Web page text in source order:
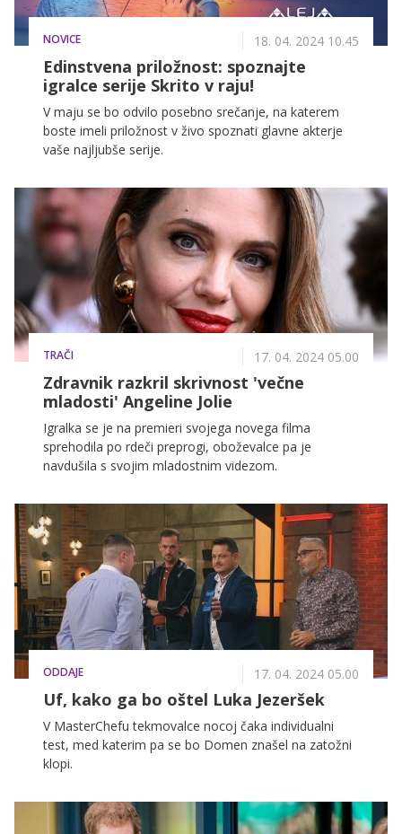
NOVICE 18. 04. 2024 10.45
Edinstvena priložnost: spoznajte
igralce serije Skrito v raju!
V maju se bo odvilo posebno srečanje, na katerem
boste imeli priložnost v živo spoznati glavne akterje
vaše najljubše serije.
TRAČI 17. 04. 2024 05.00
Zdravnik razkril skrivnost 'večne
mladosti' Angeline Jolie
Igralka se je na premieri svojega novega filma
sprehodila po rdeči preprogi, oboževalce pa je
navdušila s svojim mladostnim videzom.
ODDAJE 17. 04. 2024 05.00
Uf, kako ga bo oštel Luka Jezeršek
V MasterChefu tekmovalce nocoj čaka individualni
test, med katerim pa se bo Domen znašel na zatožni
klopi.